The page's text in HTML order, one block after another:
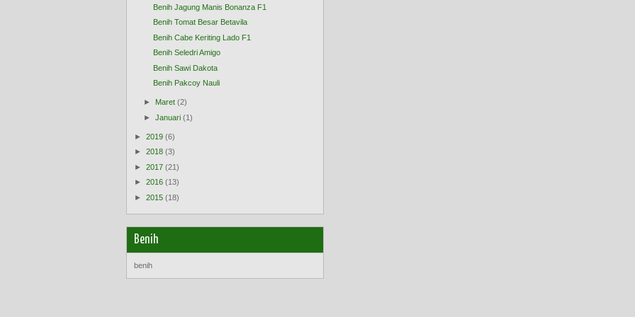
Benih Jagung Manis Bonanza F1
Benih Tomat Besar Betavila
Benih Cabe Keriting Lado F1
Benih Seledri Amigo
Benih Sawi Dakota
Benih Pakcoy Nauli
► Maret (2)
►Januari (1)
► 2019 (6)
► 2018 (3)
► 2017 (21)
► 2016 (13)
► 2015 (18)
Benih
benih